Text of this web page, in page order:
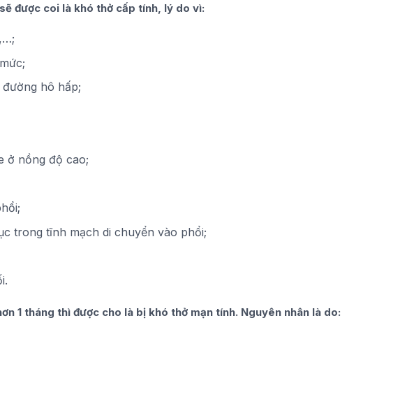
được coi là khó thở cấp tính, lý do vì:
hô hấp;
ở nồng độ cao;
trong tĩnh mạch di chuyển vào phổi;
1 tháng thì được cho là bị khó thở mạn tính. Nguyên nhân là do: